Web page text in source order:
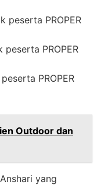
peserta PROPER
PROPER
PROPER
Outdoor dan
yang